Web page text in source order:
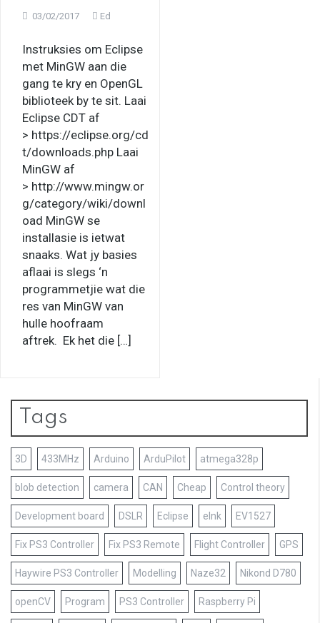
03/02/2017 Ed
Instruksies om Eclipse
met MinGW aan die
gang te kry en OpenGL
biblioteek by te sit. Laai
Eclipse CDT af
> https://eclipse.org/cd
t/downloads.php Laai
MinGW af
> http://www.mingw.or
g/category/wiki/downl
oad MinGW se
installasie is ietwat
snaaks. Wat jy basies
aflaai is slegs ‘n
programmetjie wat die
res van MinGW van
hulle hoofraam
aftrek. Ek het die […]
Tags
3D 433MHz Arduino ArduPilot atmega328p
blob detection camera CAN Cheap Control theory
Development board DSLR Eclipse eInk EV1527
Fix PS3 Controller Fix PS3 Remote Flight Controller GPS
Haywire PS3 Controller Modelling Naze32 Nikond D780
openCV Program PS3 Controller Raspberry Pi